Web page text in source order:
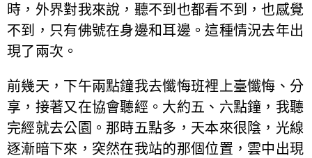
時，外界對我來說，聽不到也都看不到，也感覺
不到，只有佛號在身邊和耳邊。這種情況去年出
現了兩次。
前幾天，下午兩點鐘我去懺悔班裡上臺懺悔、分
享，接著又在協會聽經。大約五、六點鐘，我聽
完經就去公園。那時五點多，天本來很陰，光線
逐漸暗下來，突然在我站的那個位置，雲中出現